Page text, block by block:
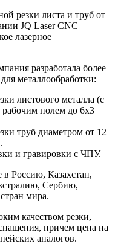
резки листа и труб от
JQ Laser CNC
лазерное
разработала более
металлообработки:
листового металла (с
рабочим полем до 6х3
труб диаметром от 12
и гравировки с ЧПУ.
в Россию, Казахстан,
Сербию,
мира.
качеством резки,
причем цена на
аналогов.